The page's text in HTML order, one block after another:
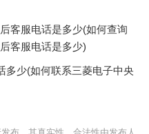
客服电话是多少(如何查询
客服电话是多少)
多少(如何联系三菱电子中央